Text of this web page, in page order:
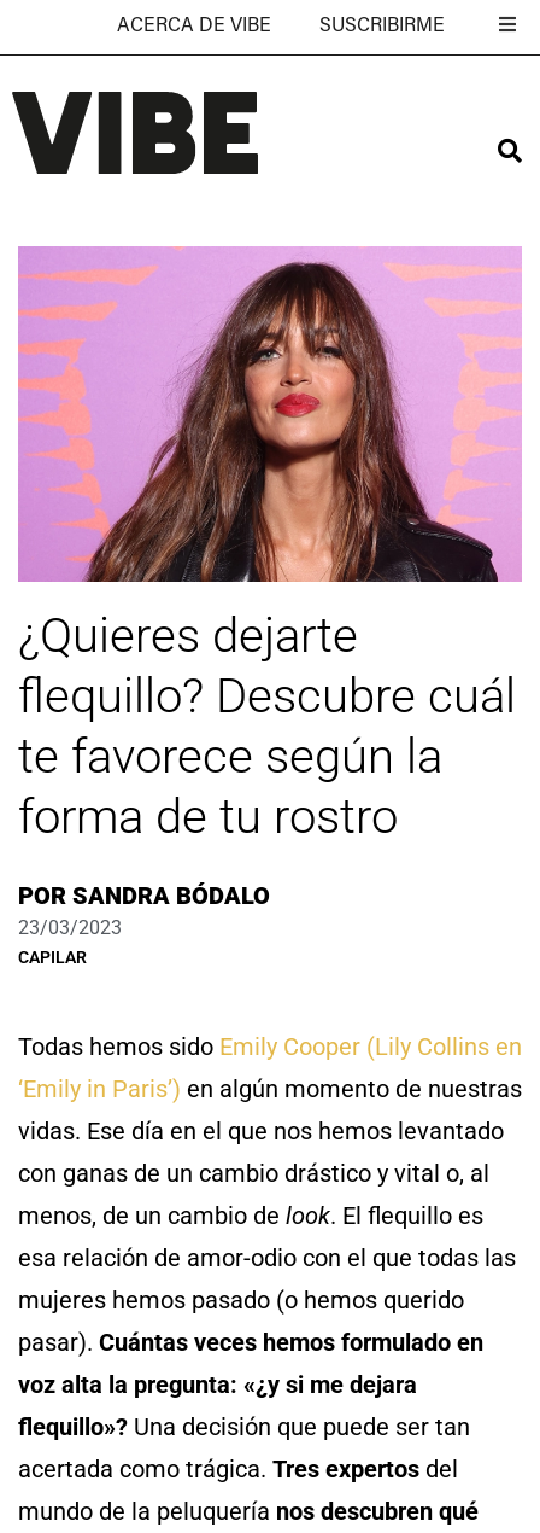
ACERCA DE VIBE SUSCRIBIRME
¿Quieres dejarte
flequillo? Descubre cuál
te favorece según la
forma de tu rostro
POR SANDRA BÓDALO
23/03/2023
CAPILAR
Todas hemos sido Emily Cooper (Lily Collins en
‘Emily in Paris’) en algún momento de nuestras
vidas. Ese día en el que nos hemos levantado
con ganas de un cambio drástico y vital o, al
menos, de un cambio de look. El flequillo es
esa relación de amor-odio con el que todas las
mujeres hemos pasado (o hemos querido
pasar). Cuántas veces hemos formulado en
voz alta la pregunta: «¿y si me dejara
flequillo»? Una decisión que puede ser tan
acertada como trágica. Tres expertos del
mundo de la peluquería nos descubren qué